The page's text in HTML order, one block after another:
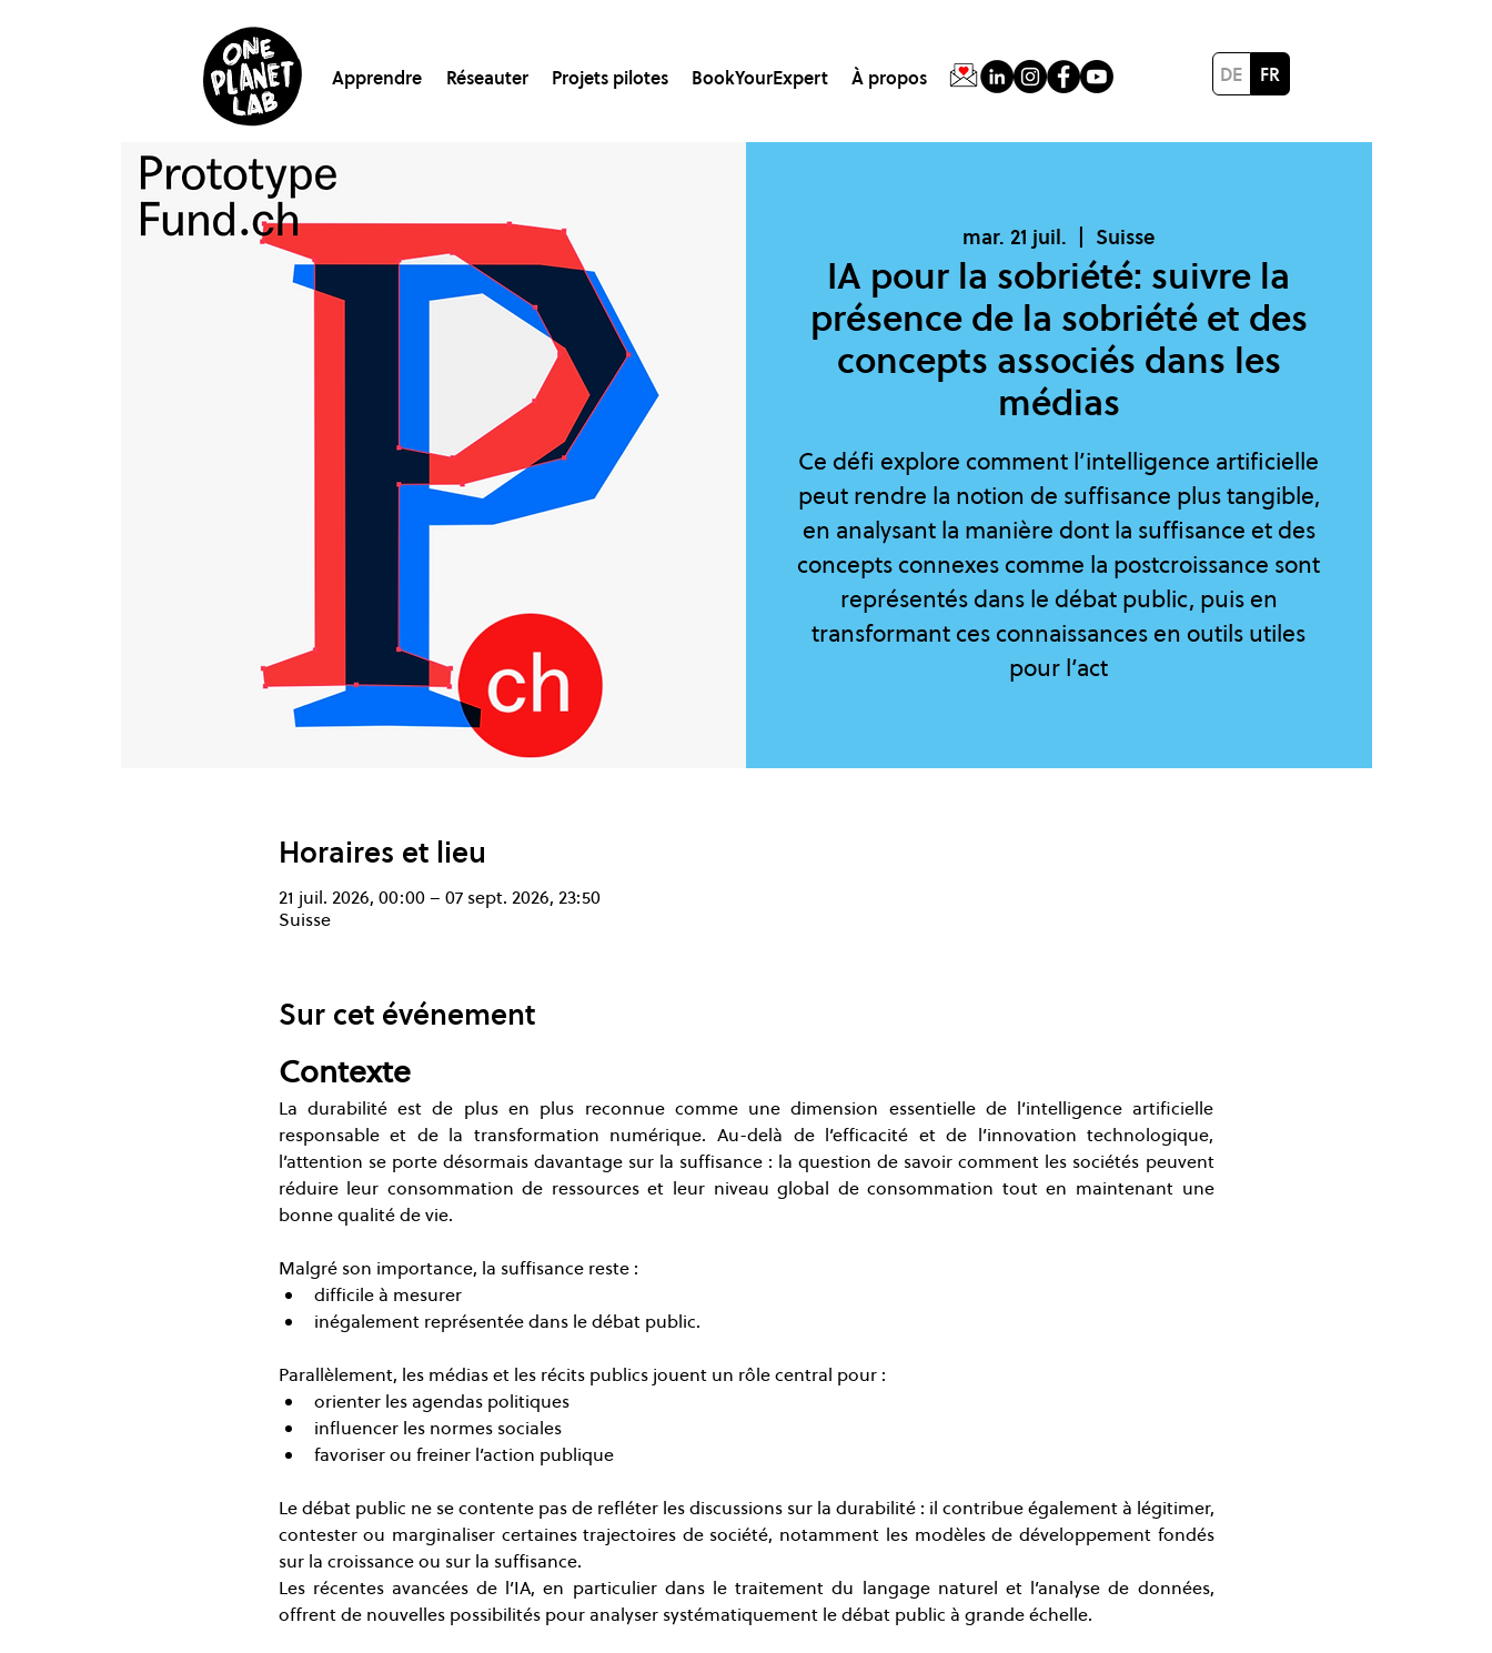
Apprendre Réseauter Projets pilotes BookYourExpert À propos DE FR
mar. 21 juil. Suisse
IA pour la sobriété: suivre la
présence de la sobriété et des
concepts associés dans les
médias
Ce défi explore comment l’intelligence artificielle
peut rendre la notion de suffisance plus tangible,
en analysant la manière dont la suffisance et des
concepts connexes comme la postcroissance sont
représentés dans le débat public, puis en
transformant ces connaissances en outils utiles
pour l’act
Horaires et lieu
21 juil. 2026, 00:00 – 07 sept. 2026, 23:50
Suisse
Sur cet événement
Contexte
La durabilité est de plus en plus reconnue comme une dimension essentielle de l’intelligence artificielle
responsable et de la transformation numérique. Au-delà de l’efficacité et de l’innovation technologique,
l’attention se porte désormais davantage sur la suffisance : la question de savoir comment les sociétés peuvent
réduire leur consommation de ressources et leur niveau global de consommation tout en maintenant une
bonne qualité de vie.
Malgré son importance, la suffisance reste :
difficile à mesurer
inégalement représentée dans le débat public.
Parallèlement, les médias et les récits publics jouent un rôle central pour :
orienter les agendas politiques
influencer les normes sociales
favoriser ou freiner l’action publique
Le débat public ne se contente pas de refléter les discussions sur la durabilité : il contribue également à légitimer,
contester ou marginaliser certaines trajectoires de société, notamment les modèles de développement fondés
sur la croissance ou sur la suffisance.
Les récentes avancées de l’IA, en particulier dans le traitement du langage naturel et l’analyse de données,
offrent de nouvelles possibilités pour analyser systématiquement le débat public à grande échelle.